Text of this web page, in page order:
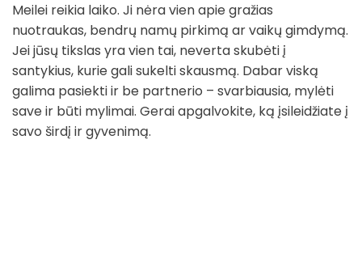
Meilei reikia laiko. Ji nėra vien apie gražias
nuotraukas, bendrų namų pirkimą ar vaikų gimdymą.
Jei jūsų tikslas yra vien tai, neverta skubėti į
santykius, kurie gali sukelti skausmą. Dabar viską
galima pasiekti ir be partnerio – svarbiausia, mylėti
save ir būti mylimai. Gerai apgalvokite, ką įsileidžiate į
savo širdį ir gyvenimą.